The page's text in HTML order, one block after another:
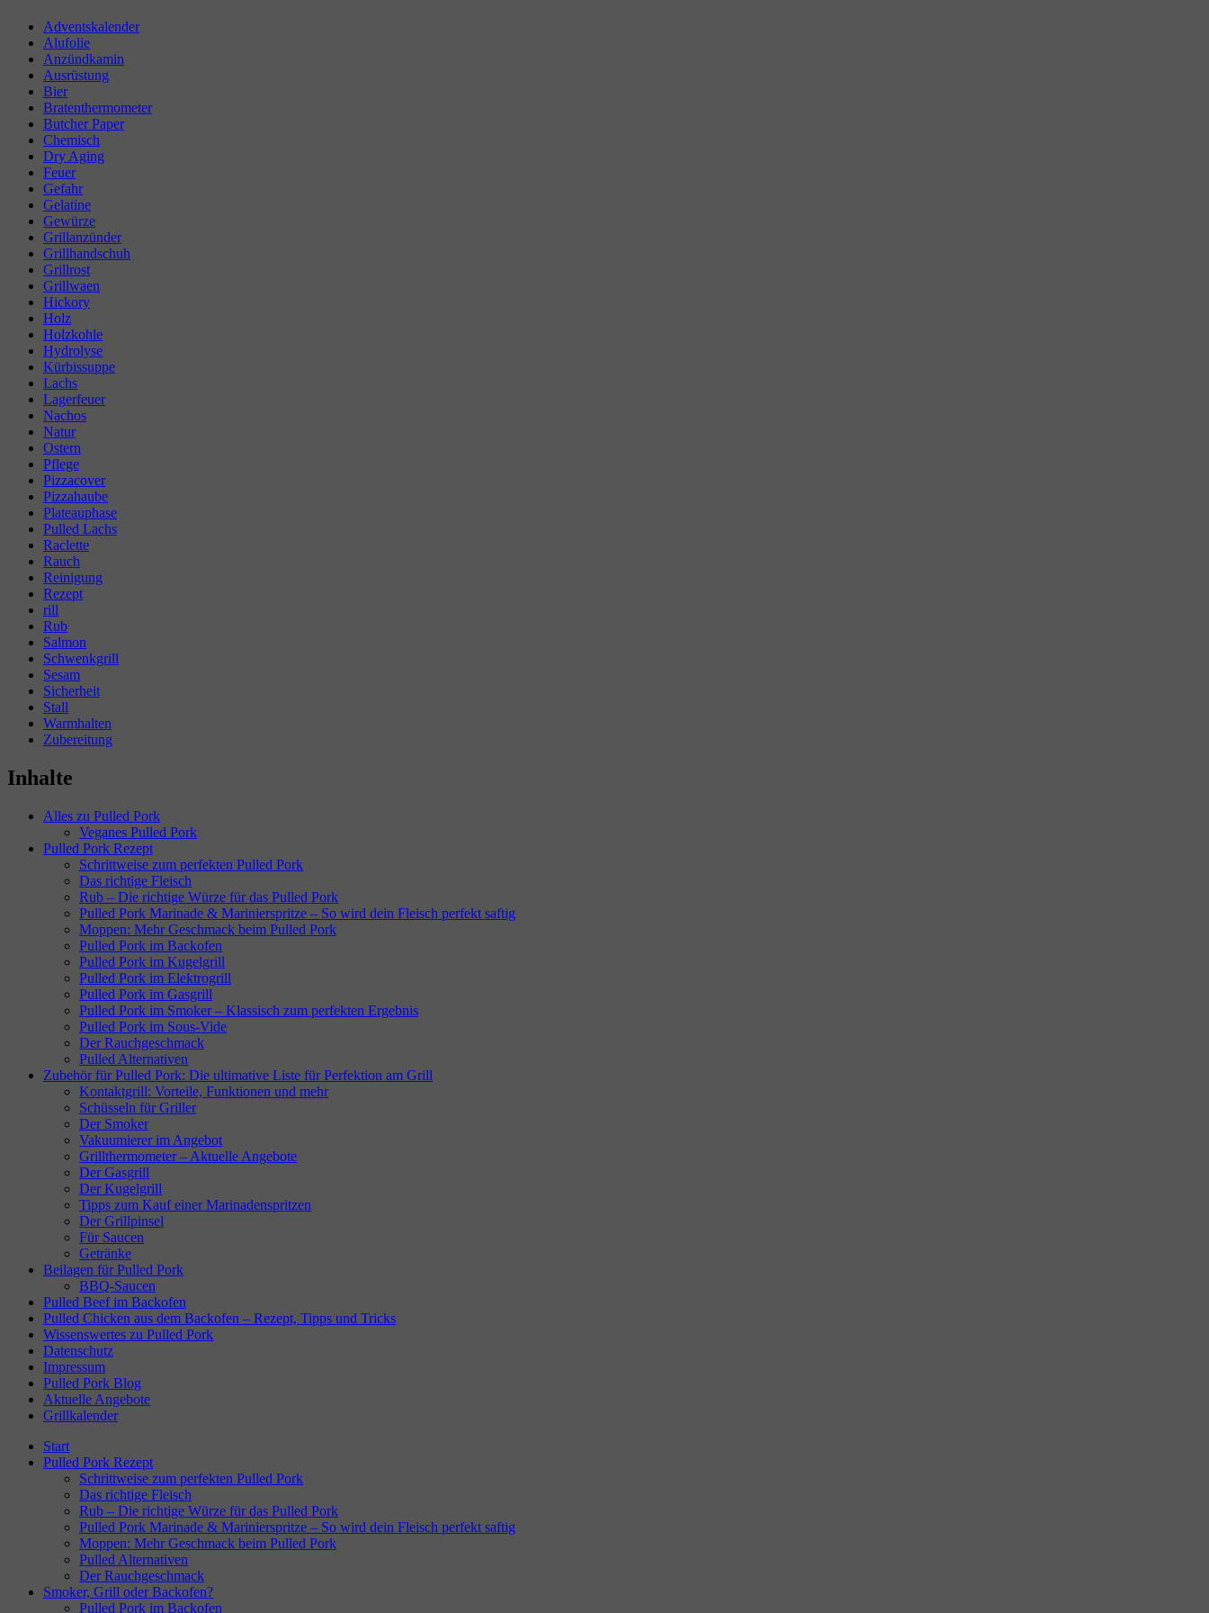
Adventskalender
Alufolie
Anzündkamin
Ausrüstung
Bier
Bratenthermometer
Butcher Paper
Chemisch
Dry Aging
Feuer
Gefahr
Gelatine
Gewürze
Grillanzünder
Grillhandschuh
Grillrost
Grillwaen
Hickory
Holz
Holzkohle
Hydrolyse
Kürbissuppe
Lachs
Lagerfeuer
Nachos
Natur
Ostern
Pflege
Pizzacover
Pizzahaube
Plateauphase
Pulled Lachs
Raclette
Rauch
Reinigung
Rezept
rill
Rub
Salmon
Schwenkgrill
Sesam
Sicherheit
Stall
Warmhalten
Zubereitung
Inhalte
Alles zu Pulled Pork
Veganes Pulled Pork
Pulled Pork Rezept
Schrittweise zum perfekten Pulled Pork
Das richtige Fleisch
Rub – Die richtige Würze für das Pulled Pork
Pulled Pork Marinade & Marinierspritze – So wird dein Fleisch perfekt saftig
Moppen: Mehr Geschmack beim Pulled Pork
Pulled Pork im Backofen
Pulled Pork im Kugelgrill
Pulled Pork im Elektrogrill
Pulled Pork im Gasgrill
Pulled Pork im Smoker – Klassisch zum perfekten Ergebnis
Pulled Pork im Sous-Vide
Der Rauchgeschmack
Pulled Alternativen
Zubehör für Pulled Pork: Die ultimative Liste für Perfektion am Grill
Kontaktgrill: Vorteile, Funktionen und mehr
Schüsseln für Griller
Der Smoker
Vakuumierer im Angebot
Grillthermometer – Aktuelle Angebote
Der Gasgrill
Der Kugelgrill
Tipps zum Kauf einer Marinadenspritzen
Der Grillpinsel
Für Saucen
Getränke
Beilagen für Pulled Pork
BBQ-Saucen
Pulled Beef im Backofen
Pulled Chicken aus dem Backofen – Rezept, Tipps und Tricks
Wissenswertes zu Pulled Pork
Datenschutz
Impressum
Pulled Pork Blog
Aktuelle Angebote
Grillkalender
Start
Pulled Pork Rezept
Schrittweise zum perfekten Pulled Pork
Das richtige Fleisch
Rub – Die richtige Würze für das Pulled Pork
Pulled Pork Marinade & Marinierspritze – So wird dein Fleisch perfekt saftig
Moppen: Mehr Geschmack beim Pulled Pork
Pulled Alternativen
Der Rauchgeschmack
Smoker, Grill oder Backofen?
Pulled Pork im Backofen